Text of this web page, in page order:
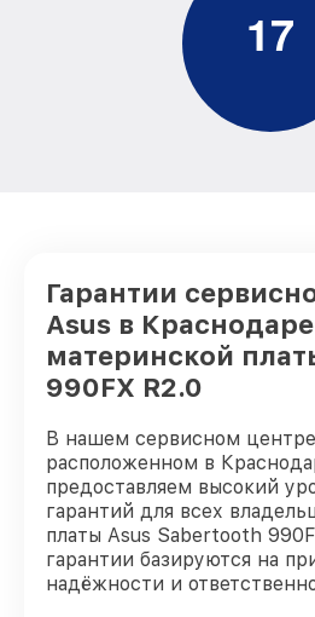
17
Гарантии
Asus в
материнской
990FX R2.0
В нашем сервисном
расположенном в
предоставляем высокий
гарантий для всех
платы Asus Sabertooth
гарантии базируются на
надёжности и